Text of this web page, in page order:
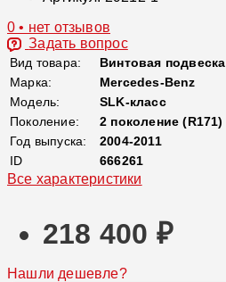
0 • нет отзывов
Задать вопрос
Вид товара:
Винтовая подвеска
Марка:
Mercedes-Benz
Модель:
SLK-класс
Поколение:
2 поколение (R171)
Год выпуска:
2004-2011
ID
666261
Все характеристики
218 400 ₽
Нашли дешевле?